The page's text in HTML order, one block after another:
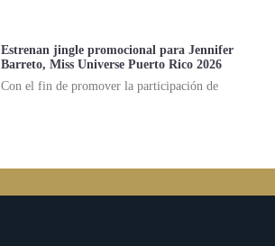
Estrenan jingle promocional para Jennifer
Barreto, Miss Universe Puerto Rico 2026
Con el fin de promover la participación de